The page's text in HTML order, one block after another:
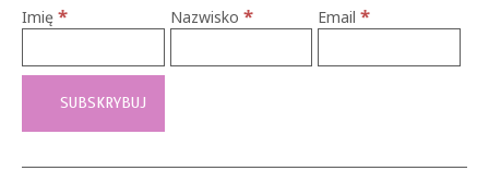
Imię * Nazwisko * Email*